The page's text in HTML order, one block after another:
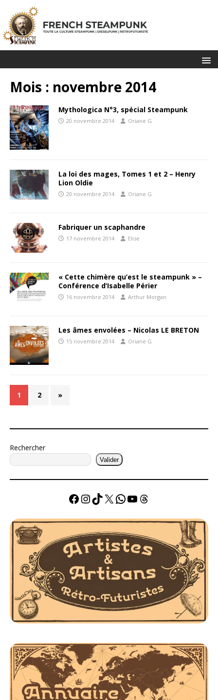
Mois : novembre 2014
Mythologica N°3, spécial Steampunk
20 novembre 2014 Oriane G
La loi des mages, Tomes 1 et 2 – Henry
Lion Oldie
20 novembre 2014 Oriane G
Fabriquer un scaphandre
17 novembre 2014 Elise
« Cette chimère qu’est le steampunk » –
Conférence d’Isabelle Périer
16 novembre 2014 Arthur Morgan
Les âmes envolées – Nicolas LE BRETON
15 novembre 2014 Oriane G
1 2 »
Rechercher
Valider